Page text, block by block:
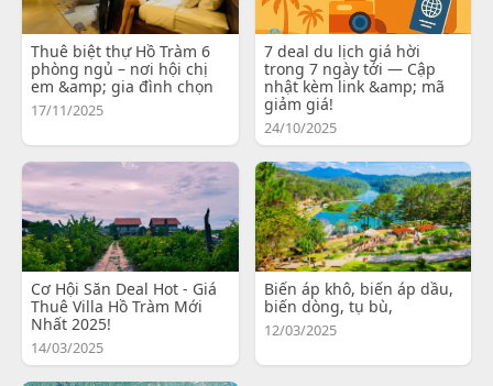
Thuê biệt thự Hồ Tràm 6
phòng ngủ – nơi hội chị
em &amp; gia đình chọn
17/11/2025
7 deal du lịch giá hời
trong 7 ngày tới — Cập
nhật kèm link &amp; mã
giảm giá!
24/10/2025
Cơ Hội Săn Deal Hot - Giá
Thuê Villa Hồ Tràm Mới
Nhất 2025!
14/03/2025
Biến áp khô, biến áp dầu,
biến dòng, tụ bù,
12/03/2025